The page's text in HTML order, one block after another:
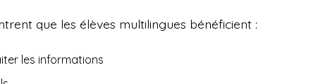
que les élèves multilingues bénéficient :
les informations